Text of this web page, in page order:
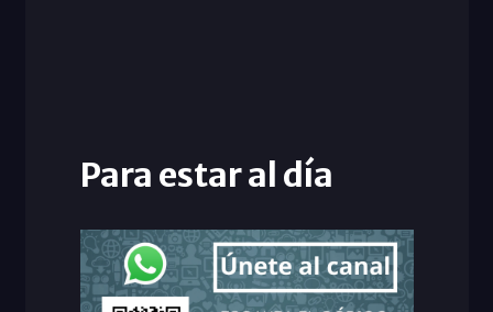
Para estar al día